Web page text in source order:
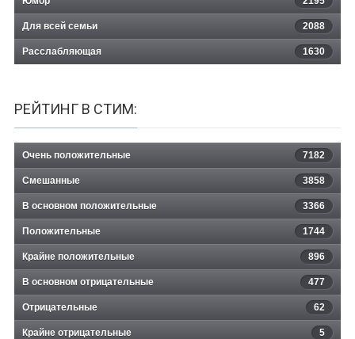
Для всей семьи 2088
Расслабляющая 1630
РЕЙТИНГ В СТИМ:
Очень положительные 7182
Смешанные 3858
В основном положительные 3366
Положительные 1744
Крайне положительные 896
В основном отрицательные 477
Отрицательные 62
Крайне отрицательные 5